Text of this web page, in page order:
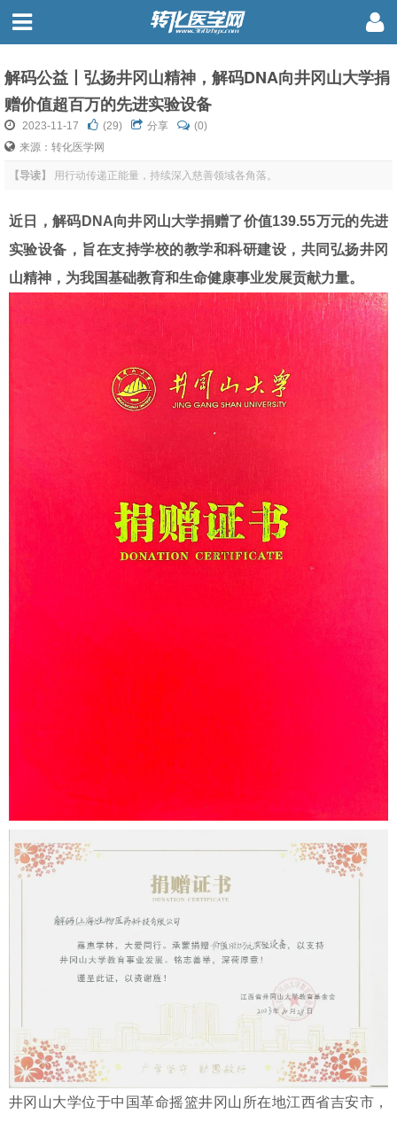
解码公益丨弘扬井冈山精神，解码DNA向井冈山大学捐
赠价值超百万的先进实验设备
2023-11-17 (29) 分享
(0)
来源：转化医学网
【导读】 用行动传递正能量，持续深入慈善领域各角落。
近日，解码DNA向井冈山大学捐赠了价值139.55万元的先进
实验设备，旨在支持学校的教学和科研建设，共同弘扬井冈
山精神，为我国基础教育和生命健康事业发展贡献力量。
井冈山大学位于中国革命摇篮井冈山所在地江西省吉安市，